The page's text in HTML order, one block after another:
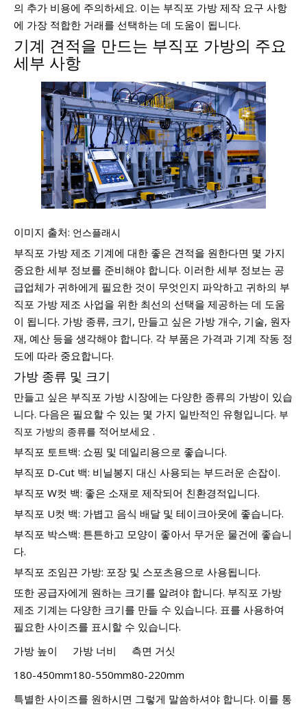
의 추가 비용에 주의하세요. 이는 부직포 가방 제작 요구 사항
에 가장 적합한 거래를 선택하는 데 도움이 됩니다.
기계 견적을 만드는 부직포 가방의 주요
세부 사항
이미지 출처: 언스플래시
부직포 가방 제조 기계에 대한 좋은 견적을 원한다면 몇 가지
중요한 세부 정보를 준비해야 합니다. 이러한 세부 정보는 공
급업체가 귀하에게 필요한 것이 무엇인지 파악하고 귀하의 부
직포 가방 제조 사업을 위한 최선의 선택을 제공하는 데 도움
이 됩니다. 가방 종류, 크기, 만들고 싶은 가방 개수, 기술, 원자
재, 예산 등을 생각해야 합니다. 각 부품은 가격과 기계 작동 정
도에 따라 중요합니다.
가방 종류 및 크기
만들고 싶은 부직포 가방 시장에는 다양한 종류의 가방이 있습
니다. 다음은 필요할 수 있는 몇 가지 일반적인 유형입니다. 부
직포 가방의 종류를 적어보세요 .
부직포 토트백: 쇼핑 및 데일리용으로 좋습니다.
부직포 D-Cut 백: 비닐봉지 대신 사용되는 부드러운 손잡이.
부직포 W컷 백: 좋은 소재로 제작되어 친환경적입니다.
부직포 U컷 백: 가볍고 음식 배달 및 테이크아웃에 좋습니다.
부직포 박스백: 튼튼하고 모양이 좋아서 무거운 물건에 좋습니
다.
부직포 조임끈 가방: 포장 및 스포츠용으로 사용됩니다.
또한 공급자에게 원하는 크기를 알려야 합니다. 부직포 가방
제조 기계는 다양한 크기를 만들 수 있습니다. 표를 사용하여
필요한 사이즈를 표시할 수 있습니다.
가방 높이
가방 너비
측면 거싯
180-450mm180-550mm80-220mm
특별한 사이즈를 원하시면 그렇게 말씀하셔야 합니다. 이를 통